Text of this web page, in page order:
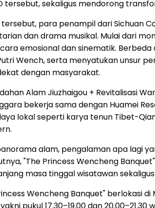
tersebut, sekaligus mendorong
para penampil dari Sichuan
dan drama musikal. Mulai dari
emosional dan sinematik.
Wench, serta menyatukan unsur
dengan masyarakat.
Alam Jiuzhaigou + Revitalisasi
bekerja sama dengan Huamei
lokal seperti karya tenun Tibet-
alam, pengalaman apa lagi
"The Princess Wencheng
masa tinggal wisatawan
Wencheng Banquet" berlokasi
pukul 17.30–19.00 dan